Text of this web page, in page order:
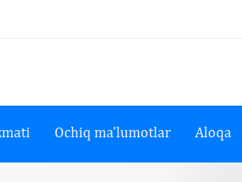
Ochiq ma’lumotlar Aloqa